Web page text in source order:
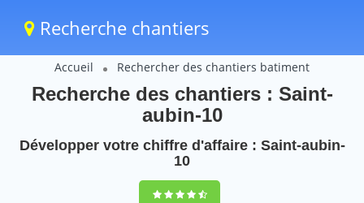
Recherche chantiers
Accueil Rechercher des chantiers batiment
Recherche des chantiers : Saint-
aubin-10
Développer votre chiffre d'affaire : Saint-aubin-
10